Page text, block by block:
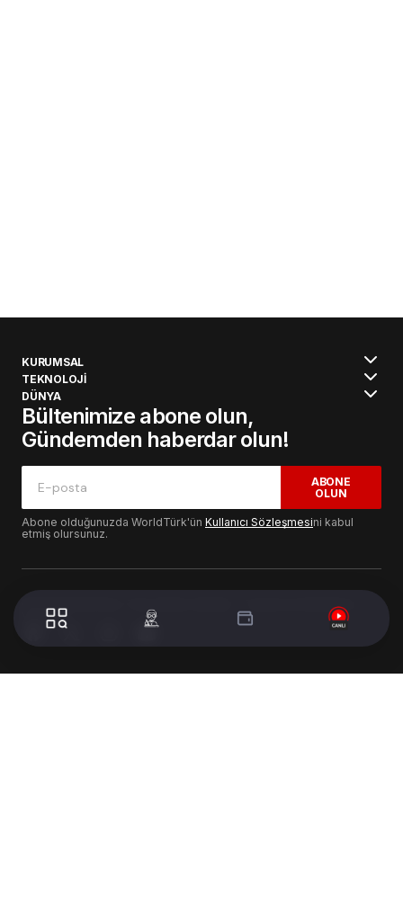
KURUMSAL
TEKNOLOJİ
DÜNYA
Bültenimize abone olun,
Gündemden haberdar olun!
ABONE
OLUN
Abone olduğunuzda WorldTürk'ün Kullanıcı Sözleşmesini kabul
etmiş olursunuz.
© 2024 WorldTurk. Tüm Hakları Saklıdır. - Tasarım & Geliştirme :
Volion's